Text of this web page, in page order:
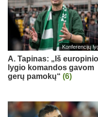
Konferencijų
A. Tapinas: „Iš europinio
lygio komandos gavom
gerų pamokų“ (6)